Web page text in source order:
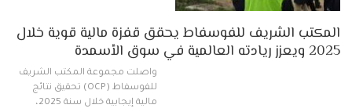
المكتب الشريف للفوسفاط يحقق قفزة مالية قوية خلال
2025 ويعزز ريادته العالمية في سوق الأسمدة
واصلت مجموعة المكتب الشريف
للفوسفاط (OCP) تحقيق نتائج
مالية إيجابية خلال سنة 2025،